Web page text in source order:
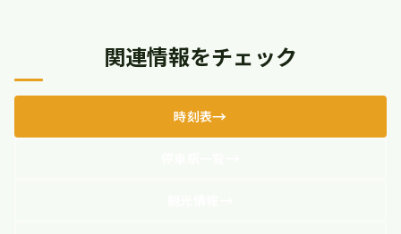
関連情報をチェック
時刻表